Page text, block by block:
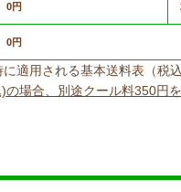
0円
0円
適用される基本送料表（税込
場合、別途クール料350円